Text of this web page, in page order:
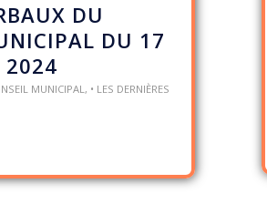
DU
DU 17
2024
MUNICIPAL, • LES DERNIÈRES